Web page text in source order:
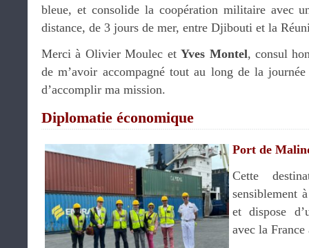
bleue, et consolide la coopération militaire avec
distance, de 3 jours de mer, entre Djibouti et la
Merci à Olivier Moulec etYves Montel, consul
de m’avoir accompagné tout au long de la
d’accomplir ma mission.
Diplomatie économique
Port de
Cette
sensiblement
et dispose
avec la